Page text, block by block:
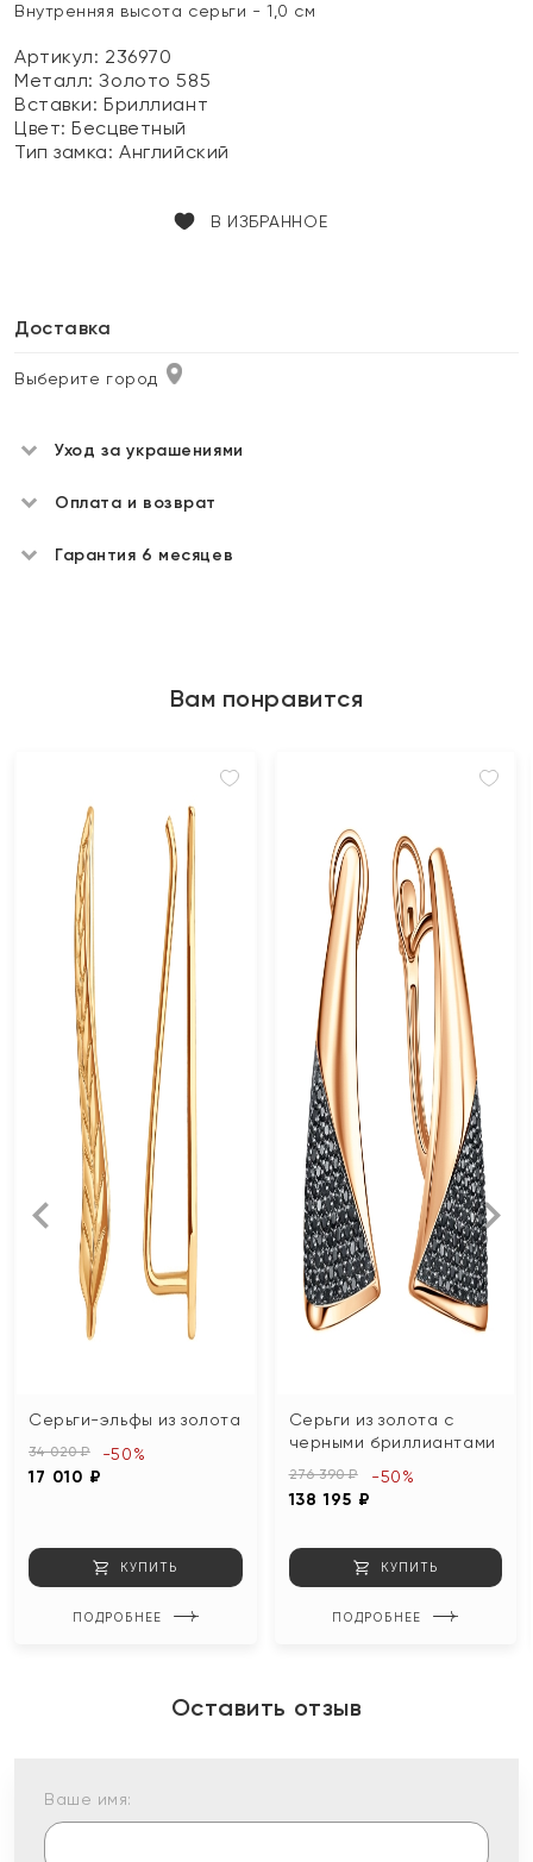
Внутренняя высота серьги - 1,0 см
Артикул: 236970
Металл:Золото 585
Вставки:Бриллиант
Цвет:Бесцветный
Тип замка:Английский
В ИЗБРАННОЕ
Доставка
Выберите город
Уход за украшениями
Оплата и возврат
Гарантия 6 месяцев
Вам понравится
Серьги-эльфы из золота
34 020 ₽
17 010 ₽
-50%
КУПИТЬ
ПОДРОБНЕЕ
Серьги из золота с
черными бриллиантами
276 390 ₽
138 195 ₽
-50%
КУПИТЬ
ПОДРОБНЕЕ
Оставить отзыв
Ваше имя: